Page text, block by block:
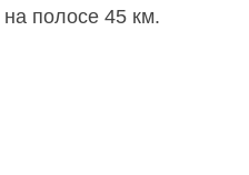
полосе 45 км.